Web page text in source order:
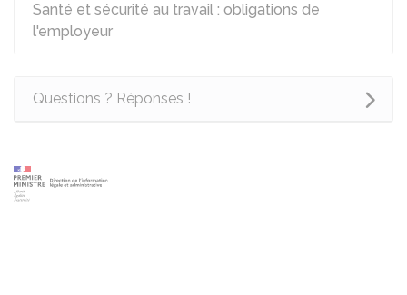
Santé et sécurité au travail : obligations de
l'employeur
Questions ? Réponses !